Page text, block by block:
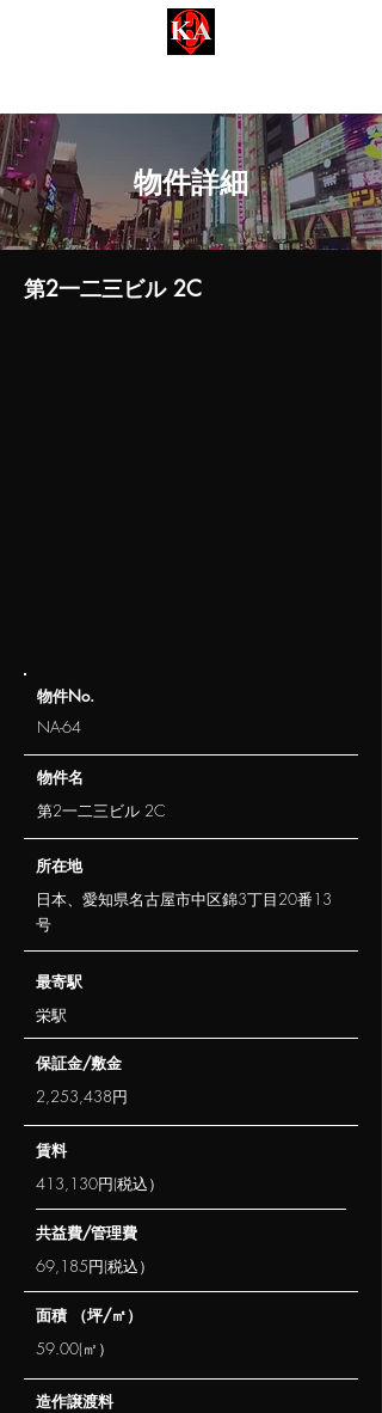
​物件詳細
第2一二三ビル 2C
​物件No.
NA-64
​物件名
第2一二三ビル 2C
​所在地
日本、愛知県名古屋市中区錦3丁目20番13
号
​最寄駅
栄駅
​保証金/敷金
2,253,438円
​賃料
413,130円(税込）
​共益費/管理費
69,185円(税込）
​面積 （坪/㎡）
59.00(㎡）
​造作譲渡料